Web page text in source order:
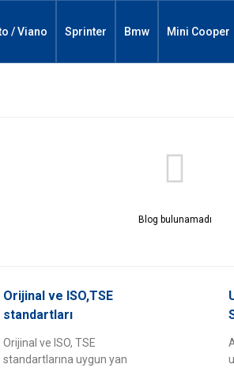
/ Viano Sprinter Bmw Mini Cooper
Blog bulunamadı
Orijinal ve ISO,TSE
standartları
Orijinal ve ISO, TSE
standartlarına uygun yan